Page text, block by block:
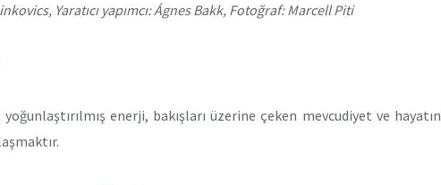
Yaratıcı yapımcı: Ágnes Bakk, Fotoğraf: Marcell Piti
enerji, bakışları üzerine çeken mevcudiyet ve hayatın